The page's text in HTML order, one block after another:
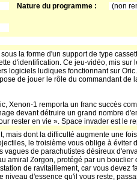
Nature du programme : (non
la forme d'un support de type
d'identification. Ce jeu-vidéo, mis
logiciels ludiques fonctionnant sur
de jouer le rôle du commandant
Xenon-1 remporta un franc succès
devant détruire un grand nombre
rester en vie ». Space invader est le
mais dont la difficulté augmente une
le troisième vous oblige à
de parachutistes désireux
amiral Zorgon, protégé par un
de ravitaillement, car vous devez
d'essence qu'il vous reste,